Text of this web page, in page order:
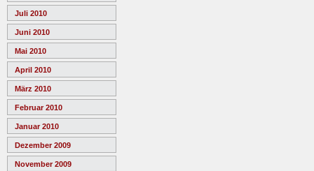
Juli 2010
Juni 2010
Mai 2010
April 2010
März 2010
Februar 2010
Januar 2010
Dezember 2009
November 2009